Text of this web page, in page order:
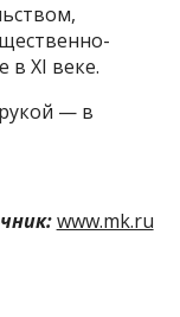
в XI веке.
— в
www.mk.ru